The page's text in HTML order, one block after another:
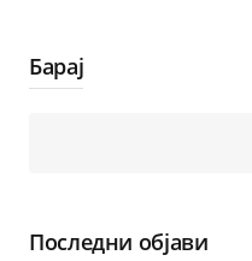
Барај
Последни објави